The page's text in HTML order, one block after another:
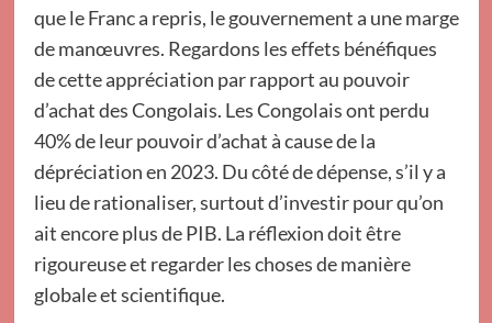
que le Franc a repris, le gouvernement a une marge
de manœuvres. Regardons les effets bénéfiques
de cette appréciation par rapport au pouvoir
d’achat des Congolais. Les Congolais ont perdu
40% de leur pouvoir d’achat à cause de la
dépréciation en 2023. Du côté de dépense, s’il y a
lieu de rationaliser, surtout d’investir pour qu’on
ait encore plus de PIB. La réflexion doit être
rigoureuse et regarder les choses de manière
globale et scientifique.